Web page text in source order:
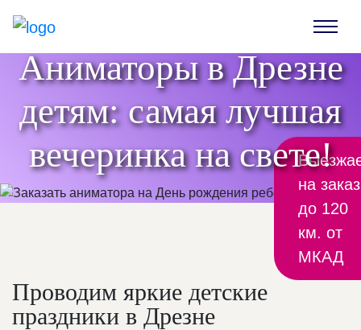
Аниматоры в Дрезне
детям: самая лучшая
вечеринка на свете!
на заказ
до 120
км. от
МКАД
Проводим яркие детские
праздники в Дрезне